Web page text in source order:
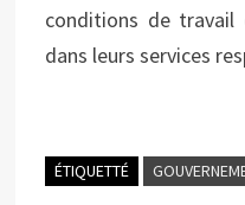
conditions de
dans leurs services
ÉTIQUETTÉ